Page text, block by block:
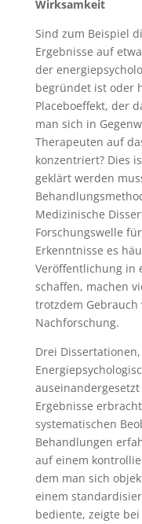
Wirksamkeit
Sind zum Beispiel
Ergebnisse auf
der
begründet ist oder
Placeboeffekt, der
man sich in
Therapeuten auf
konzentriert? Dies
geklärt werden
Medizinische
Forschungswelle
Erkenntnisse es
Veröffentlichung in
schaffen, machen
trotzdem
Nachforschung.
Drei
Ergebnisse
systematischen
Behandlungen
auf einem
dem man sich
einem
bediente, zeigte